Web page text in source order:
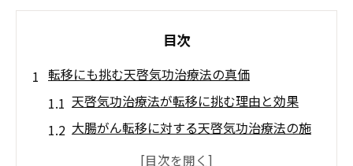
目次
転移にも挑む天啓気功治療法の真価
天啓気功治療法が転移に挑む理由と効果
大腸がん転移に対する天啓気功治療法の施